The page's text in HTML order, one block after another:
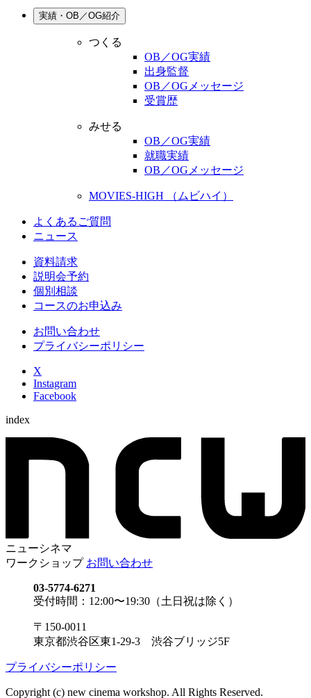
実績・OB／OG紹介
つくる
OB／OG実績
出身監督
OB／OGメッセージ
受賞歴
みせる
OB／OG実績
就職実績
OB／OGメッセージ
MOVIES-HIGH （ムビハイ）
よくあるご質問
ニュース
資料請求
説明会予約
個別相談
コースのお申込み
お問い合わせ
プライバシーポリシー
X
Instagram
Facebook
index
ニューシネマ
ワークショップ お問い合わせ
03-5774-6271
受付時間：12:00〜19:30（土日祝は除く）
〒150-0011
東京都渋谷区東1-29-3 渋谷ブリッジ5F
プライバシーポリシー
Copyright (c) new cinema workshop. All Rights Reserved.